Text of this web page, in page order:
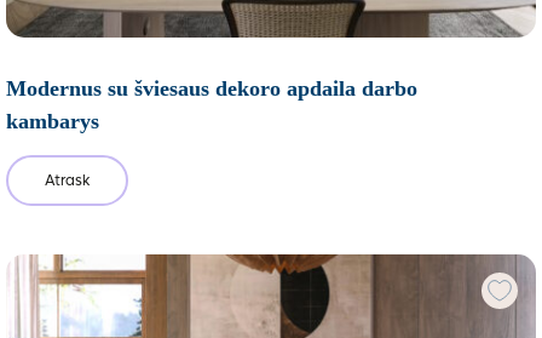
Modernus su šviesaus dekoro apdaila darbo
kambarys
Atrask